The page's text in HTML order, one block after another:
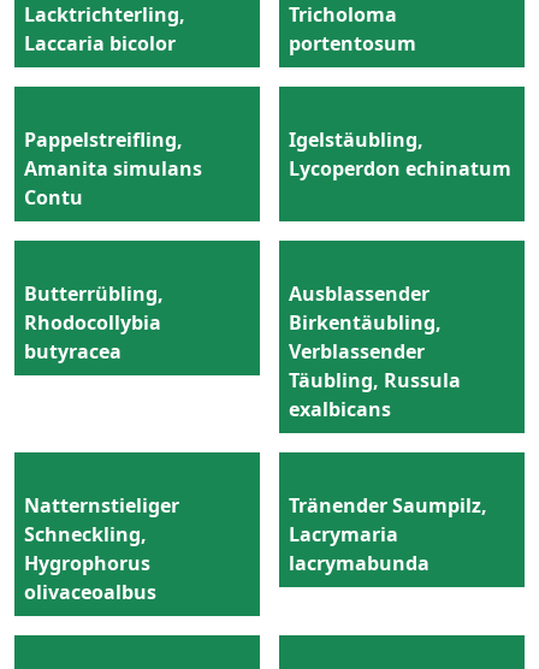
Lacktrichterling,
Laccaria bicolor
Tricholoma
portentosum
Pappelstreifling,
Amanita simulans
Contu
Igelstäubling,
Lycoperdon echinatum
Butterrübling,
Rhodocollybia
butyracea
Ausblassender
Birkentäubling,
Verblassender
Täubling, Russula
exalbicans
Natternstieliger
Schneckling,
Hygrophorus
olivaceoalbus
Tränender Saumpilz,
Lacrymaria
lacrymabunda